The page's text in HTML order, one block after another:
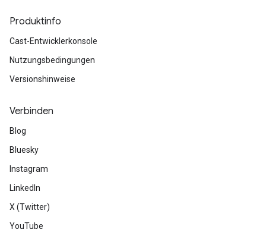
Produktinfo
Cast-Entwicklerkonsole
Nutzungsbedingungen
Versionshinweise
Verbinden
Blog
Bluesky
Instagram
LinkedIn
X (Twitter)
YouTube